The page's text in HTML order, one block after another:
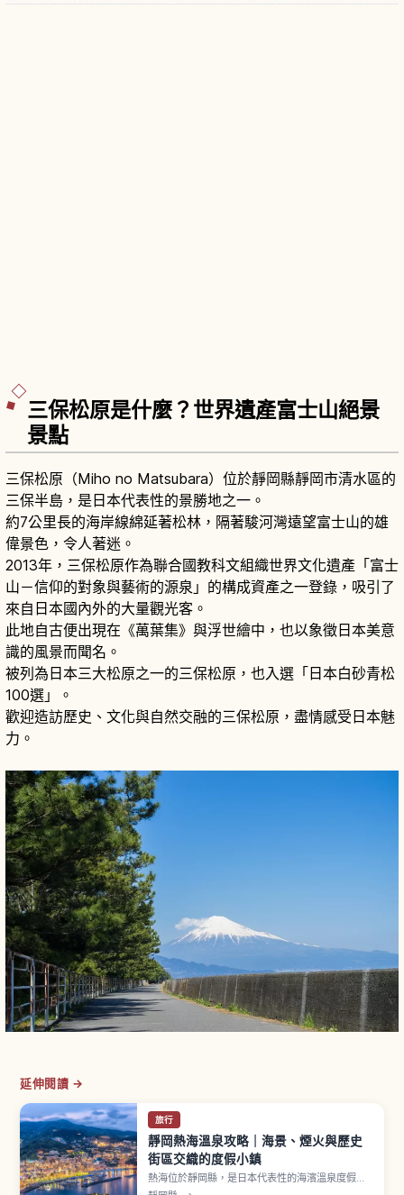
三保松原是什麼？世界遺產富士山絕景
景點
三保松原（Miho no Matsubara）位於靜岡縣靜岡市清水區的
三保半島，是日本代表性的景勝地之一。
約7公里長的海岸線綿延著松林，隔著駿河灣遠望富士山的雄
偉景色，令人著迷。
2013年，三保松原作為聯合國教科文組織世界文化遺產「富士
山－信仰的對象與藝術的源泉」的構成資產之一登錄，吸引了
來自日本國內外的大量觀光客。
此地自古便出現在《萬葉集》與浮世繪中，也以象徵日本美意
識的風景而聞名。
被列為日本三大松原之一的三保松原，也入選「日本白砂青松
100選」。
歡迎造訪歷史、文化與自然交融的三保松原，盡情感受日本魅
力。
延伸閱讀 →
旅行
靜岡熱海溫泉攻略｜海景、煙火與歷史
街區交織的度假小鎮
熱海位於靜岡縣，是日本代表性的海濱溫泉度假
地，面向太平洋擁有豐富泉源。從東京搭 JR 東海